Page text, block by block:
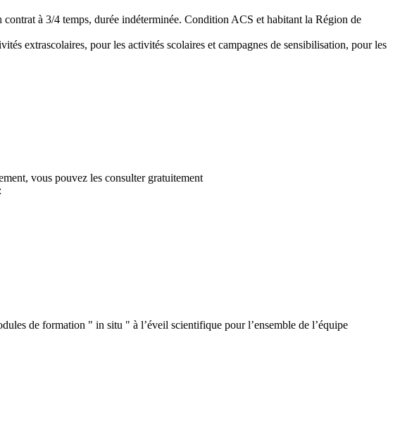
à 3/4 temps, durée indéterminée. Condition ACS et habitant la Région de
extrascolaires, pour les activités scolaires et campagnes de sensibilisation, pour les
vous pouvez les consulter gratuitement
de formation " in situ " à l’éveil scientifique pour l’ensemble de l’équipe